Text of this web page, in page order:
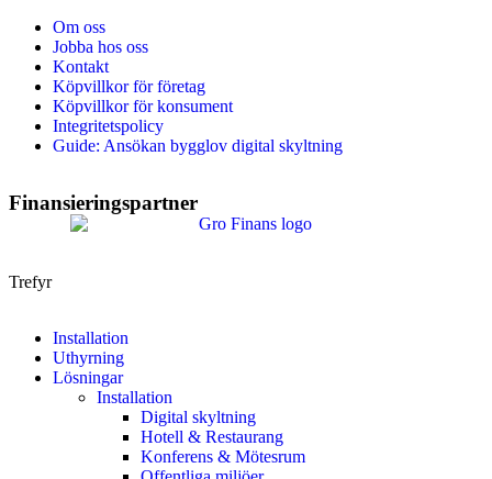
Om oss
Jobba hos oss
Kontakt
Köpvillkor för företag
Köpvillkor för konsument
Integritetspolicy
Guide: Ansökan bygglov digital skyltning
Finansieringspartner
Trefyr
Installation
Uthyrning
Lösningar
Installation
Digital skyltning
Hotell & Restaurang
Konferens & Mötesrum